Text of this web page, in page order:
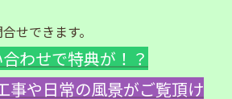
せできます。
わせで特典が！？
事や日常の風景がご覧頂け